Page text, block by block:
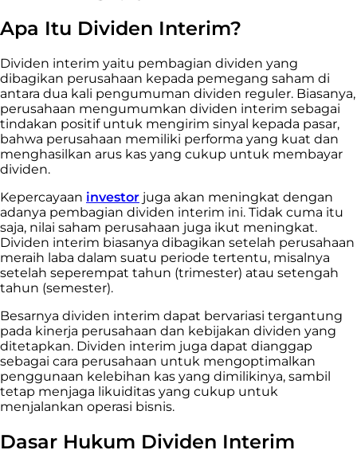
Apa Itu Dividen Interim?
Dividen interim yaitu pembagian dividen yang
dibagikan perusahaan kepada pemegang saham di
antara dua kali pengumuman dividen reguler. Biasanya,
perusahaan mengumumkan dividen interim sebagai
tindakan positif untuk mengirim sinyal kepada pasar,
bahwa perusahaan memiliki performa yang kuat dan
menghasilkan arus kas yang cukup untuk membayar
dividen.
Kepercayaan investor juga akan meningkat dengan
adanya pembagian dividen interim ini. Tidak cuma itu
saja, nilai saham perusahaan juga ikut meningkat.
Dividen interim biasanya dibagikan setelah perusahaan
meraih laba dalam suatu periode tertentu, misalnya
setelah seperempat tahun (trimester) atau setengah
tahun (semester).
Besarnya dividen interim dapat bervariasi tergantung
pada kinerja perusahaan dan kebijakan dividen yang
ditetapkan. Dividen interim juga dapat dianggap
sebagai cara perusahaan untuk mengoptimalkan
penggunaan kelebihan kas yang dimilikinya, sambil
tetap menjaga likuiditas yang cukup untuk
menjalankan operasi bisnis.
Dasar Hukum Dividen Interim